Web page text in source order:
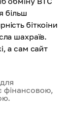
більш
біткоіни
шахраїв.
а сам сайт
фінансовою,